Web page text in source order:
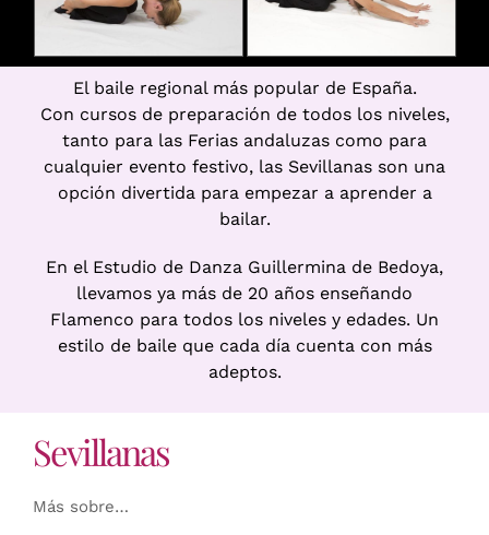
El baile regional más popular de España.
Con cursos de preparación de todos los niveles,
tanto para las Ferias andaluzas como para
cualquier evento festivo, las Sevillanas son una
opción divertida para empezar a aprender a
bailar.
En el Estudio de Danza Guillermina de Bedoya,
llevamos ya más de 20 años enseñando
Flamenco para todos los niveles y edades. Un
estilo de baile que cada día cuenta con más
adeptos.
Sevillanas
Más sobre…